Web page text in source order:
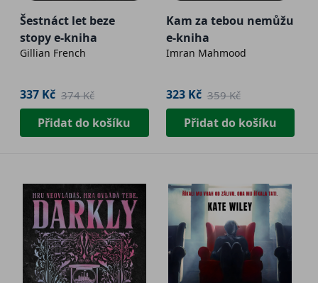
Šestnáct let beze
stopy e-kniha
Gillian French
337 Kč 374 Kč
Přidat do košíku
Kam za tebou nemůžu
e-kniha
Imran Mahmood
323 Kč 359 Kč
Přidat do košíku